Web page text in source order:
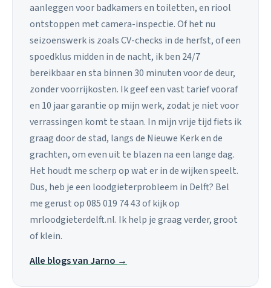
aanleggen voor badkamers en toiletten, en riool
ontstoppen met camera-inspectie. Of het nu
seizoenswerk is zoals CV-checks in de herfst, of een
spoedklus midden in de nacht, ik ben 24/7
bereikbaar en sta binnen 30 minuten voor de deur,
zonder voorrijkosten. Ik geef een vast tarief vooraf
en 10 jaar garantie op mijn werk, zodat je niet voor
verrassingen komt te staan. In mijn vrije tijd fiets ik
graag door de stad, langs de Nieuwe Kerk en de
grachten, om even uit te blazen na een lange dag.
Het houdt me scherp op wat er in de wijken speelt.
Dus, heb je een loodgieterprobleem in Delft? Bel
me gerust op 085 019 74 43 of kijk op
mrloodgieterdelft.nl. Ik help je graag verder, groot
of klein.
Alle blogs van Jarno →